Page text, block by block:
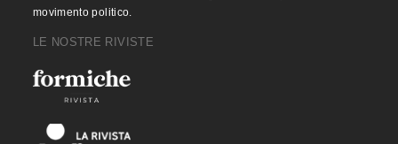
movimento politico.
LE NOSTRE RIVISTE